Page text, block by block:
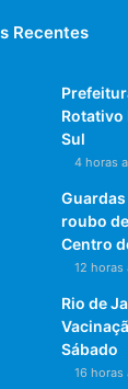
Recentes
Rotativo
Sul
4 horas
roubo
Centro
12 horas
Rio de
Sábado
16 horas